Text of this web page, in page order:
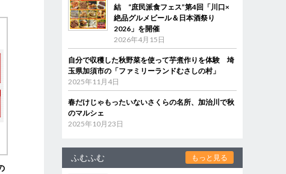
結 “庶民派食フェス”第4回「川口×
絶品グルメビール＆日本酒祭り
2026」を開催
2026年4月15日
自分で収穫した秋野菜を使って芋煮作りを体験 埼
玉県加須市の「ファミリーランドむさしの村」
2025年11月4日
春だけじゃもったいないさくらの名所、加治川で秋
のマルシェ
2025年10月23日
ふむふむ もっと見る